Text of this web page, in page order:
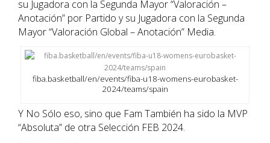
su Jugadora con la Segunda Mayor “Valoración –
Anotación” por Partido y su Jugadora con la Segunda
Mayor “Valoración Global – Anotación” Media.
fiba.basketball/en/events/fiba-u18-womens-eurobasket-
2024/teams/spain
Y No Sólo eso, sino que Fam También ha sido la MVP
“Absoluta” de otra Selección FEB 2024.